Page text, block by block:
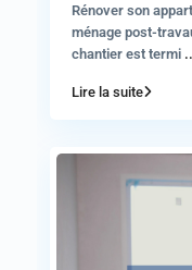
Rénover son
ménage post-
chantier est termi
Lire la suite